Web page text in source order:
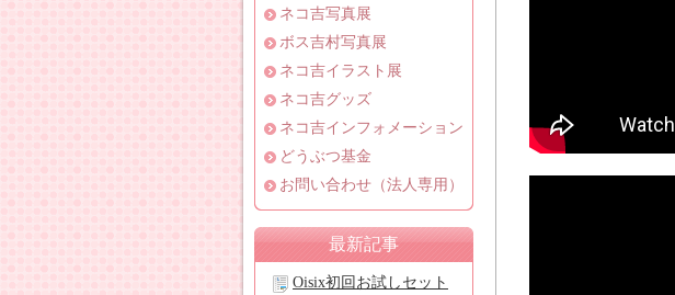
ネコ吉写真展
ボス吉村写真展
ネコ吉イラスト展
ネコ吉グッズ
ネコ吉インフォメーション
どうぶつ基金
お問い合わせ（法人専用）
最新記事
Oisix初回お試しセット